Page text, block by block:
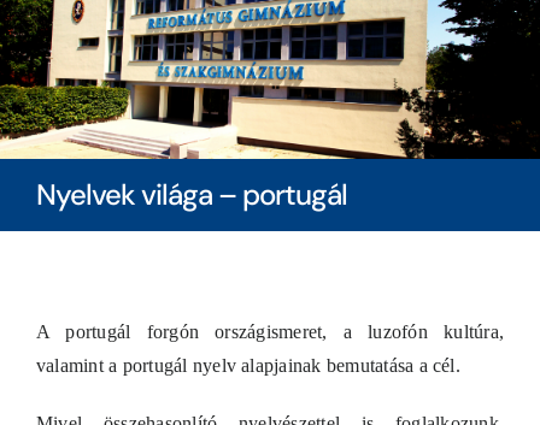
Felvételizőknek
Diákoknak
Szülőknek
Dokumentumok
Nyelvek világa – portugál
A portugál forgón országismeret, a luzofón kultúra,
valamint a portugál nyelv alapjainak bemutatása a cél.